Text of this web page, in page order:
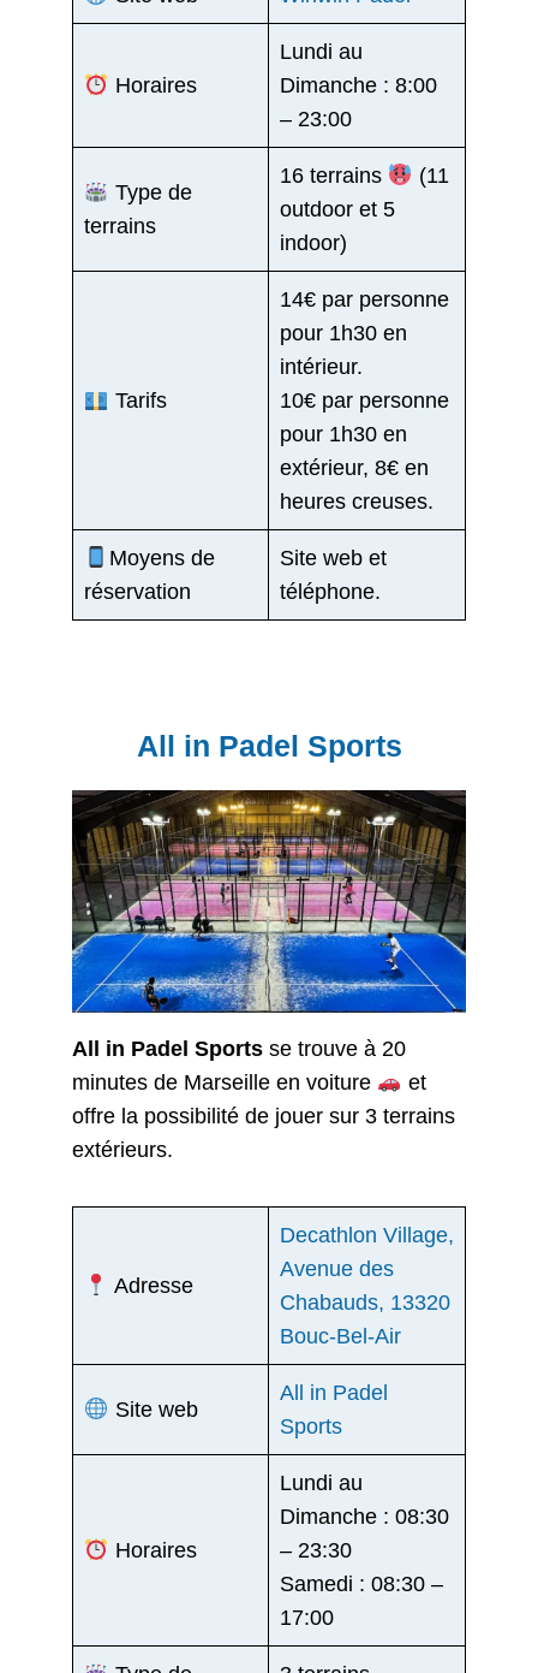
Horaires
Lundi au
Dimanche : 8:00
– 23:00
Type de
terrains
16 terrains
(11
outdoor et 5
indoor)
Tarifs
14€ par personne
pour 1h30 en
intérieur.
10€ par personne
pour 1h30 en
extérieur, 8€ en
heures creuses.
Moyens de
réservation
Site web et
téléphone.
All in Padel Sports
All in Padel Sports se trouve à 20
minutes de Marseille en voiture
et
offre la possibilité de jouer sur 3 terrains
extérieurs.
Adresse
Decathlon Village,
Avenue des
Chabauds, 13320
Bouc-Bel-Air
Site web
All in Padel
Sports
Horaires
Lundi au
Dimanche : 08:30
– 23:30
Samedi : 08:30 –
17:00